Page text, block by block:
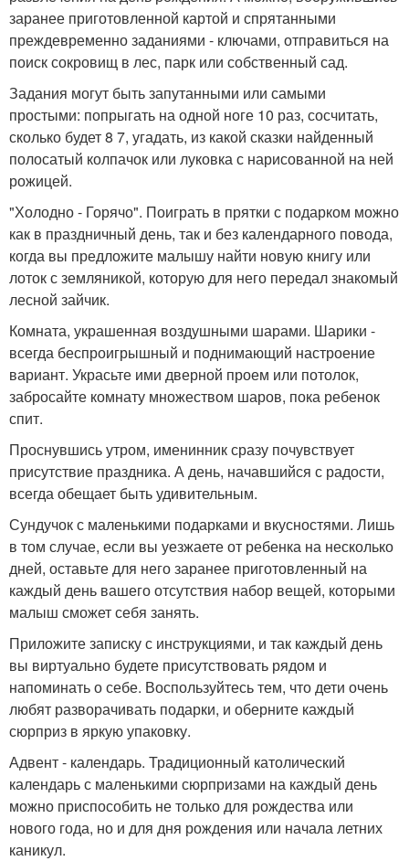
заранее приготовленной картой и спрятанными
преждевременно заданиями - ключами, отправиться на
поиск сокровищ в лес, парк или собственный сад.
Задания могут быть запутанными или самыми
простыми: попрыгать на одной ноге 10 раз, сосчитать,
сколько будет 8 7, угадать, из какой сказки найденный
полосатый колпачок или луковка с нарисованной на ней
рожицей.
"Холодно - Горячо". Поиграть в прятки с подарком можно
как в праздничный день, так и без календарного повода,
когда вы предложите малышу найти новую книгу или
лоток с земляникой, которую для него передал знакомый
лесной зайчик.
Комната, украшенная воздушными шарами. Шарики -
всегда беспроигрышный и поднимающий настроение
вариант. Украсьте ими дверной проем или потолок,
забросайте комнату множеством шаров, пока ребенок
спит.
Проснувшись утром, именинник сразу почувствует
присутствие праздника. А день, начавшийся с радости,
всегда обещает быть удивительным.
Сундучок с маленькими подарками и вкусностями. Лишь
в том случае, если вы уезжаете от ребенка на несколько
дней, оставьте для него заранее приготовленный на
каждый день вашего отсутствия набор вещей, которыми
малыш сможет себя занять.
Приложите записку с инструкциями, и так каждый день
вы виртуально будете присутствовать рядом и
напоминать о себе. Воспользуйтесь тем, что дети очень
любят разворачивать подарки, и оберните каждый
сюрприз в яркую упаковку.
Адвент - календарь. Традиционный католический
календарь с маленькими сюрпризами на каждый день
можно приспособить не только для рождества или
нового года, но и для дня рождения или начала летних
каникул.